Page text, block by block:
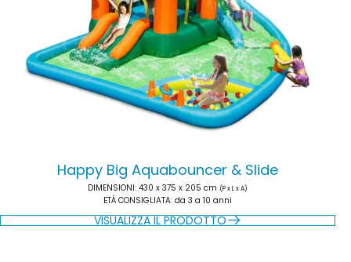
Happy Big Aquabouncer & Slide
DIMENSIONI: 430 x 375 x 205 cm (P x L x A)
ETÀ CONSIGLIATA: da 3 a 10 anni
VISUALIZZA IL PRODOTTO